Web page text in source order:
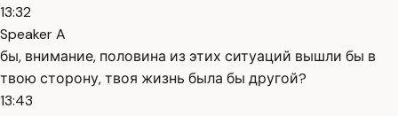
13:32
Speaker A
бы, внимание, половина из этих ситуаций вышли бы в
твою сторону, твоя жизнь была бы другой?
13:43